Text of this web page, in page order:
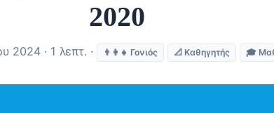
2020
2024 · 1 λεπτ. · 👨‍👩‍👧 Γονιός 📐 Καθηγητής 🎓